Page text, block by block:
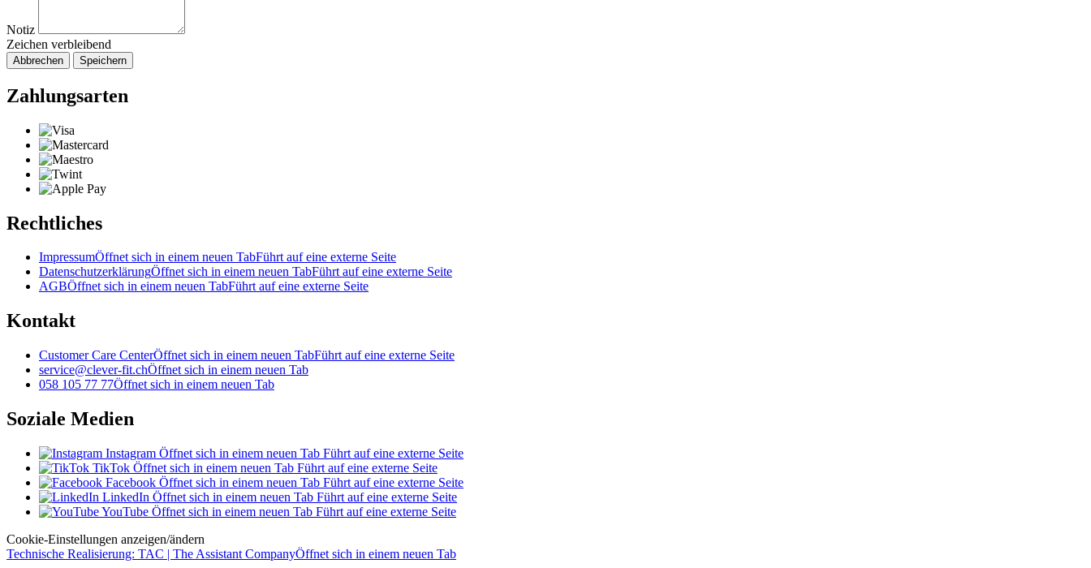
Notiz
Zeichen verbleibend
Abbrechen Speichern
Zahlungsarten
Rechtliches
ImpressumÖffnet sich in einem neuen TabFührt auf eine externe Seite
DatenschutzerklärungÖffnet sich in einem neuen TabFührt auf eine externe Seite
AGBÖffnet sich in einem neuen TabFührt auf eine externe Seite
Kontakt
Customer Care CenterÖffnet sich in einem neuen TabFührt auf eine externe Seite
service@clever-fit.chÖffnet sich in einem neuen Tab
058 105 77 77Öffnet sich in einem neuen Tab
Soziale Medien
Instagram Öffnet sich in einem neuen Tab Führt auf eine externe Seite
TikTok Öffnet sich in einem neuen Tab Führt auf eine externe Seite
Facebook Öffnet sich in einem neuen Tab Führt auf eine externe Seite
LinkedIn Öffnet sich in einem neuen Tab Führt auf eine externe Seite
YouTube Öffnet sich in einem neuen Tab Führt auf eine externe Seite
Cookie-Einstellungen anzeigen/ändern
Technische Realisierung: TAC | The Assistant CompanyÖffnet sich in einem neuen Tab